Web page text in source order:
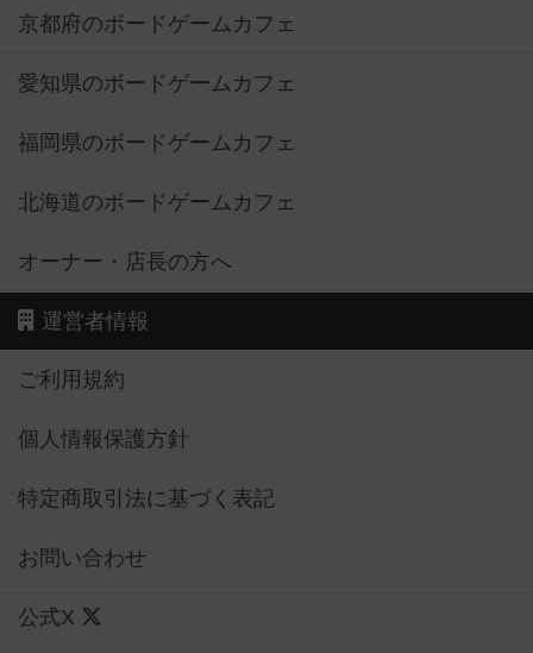
京都府のボードゲームカフェ
愛知県のボードゲームカフェ
福岡県のボードゲームカフェ
北海道のボードゲームカフェ
オーナー・店長の方へ
運営者情報
ご利用規約
個人情報保護方針
特定商取引法に基づく表記
お問い合わせ
公式X